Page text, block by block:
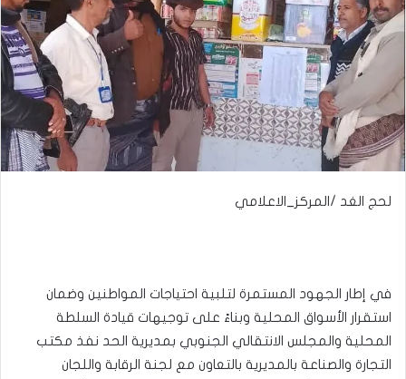
لحج الغد /المركز_الاعلامي
في إطار الجهود المستمرة لتلبية احتياجات المواطنين وضمان
استقرار الأسواق المحلية وبناءً على توجيهات قيادة السلطة
المحلية والمجلس الانتقالي الجنوبي بمديرية الحد نفذ مكتب
التجارة والصناعة بالمديرية بالتعاون مع لجنة الرقابة واللجان